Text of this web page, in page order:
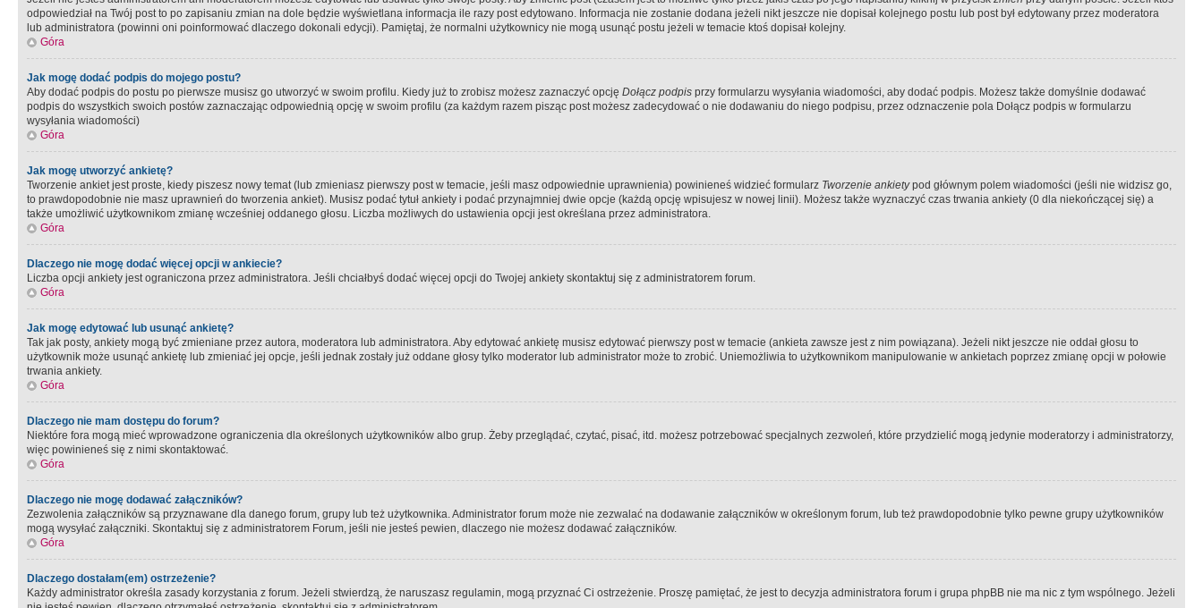
odpowiedział na Twój post to po zapisaniu zmian na dole będzie wyświetlana informacja ile razy post edytowano. Informacja nie zostanie dodana jeżeli nikt jeszcze nie dopisał kolejnego postu lub post był edytowany przez moderatora
lub administratora (powinni oni poinformować dlaczego dokonali edycji). Pamiętaj, że normalni użytkownicy nie mogą usunąć postu jeżeli w temacie ktoś dopisał kolejny.
Góra
Jak mogę dodać podpis do mojego postu?
Aby dodać podpis do postu po pierwsze musisz go utworzyć w swoim profilu. Kiedy już to zrobisz możesz zaznaczyć opcję Dołącz podpis przy formularzu wysyłania wiadomości, aby dodać podpis. Możesz także domyślnie dodawać
podpis do wszystkich swoich postów zaznaczając odpowiednią opcję w swoim profilu (za każdym razem pisząc post możesz zadecydować o nie dodawaniu do niego podpisu, przez odznaczenie pola Dołącz podpis w formularzu
wysyłania wiadomości)
Góra
Jak mogę utworzyć ankietę?
Tworzenie ankiet jest proste, kiedy piszesz nowy temat (lub zmieniasz pierwszy post w temacie, jeśli masz odpowiednie uprawnienia) powinieneś widzieć formularz Tworzenie ankietypod głównym polem wiadomości (jeśli nie widzisz go,
to prawdopodobnie nie masz uprawnień do tworzenia ankiet). Musisz podać tytuł ankiety i podać przynajmniej dwie opcje (każdą opcję wpisujesz w nowej linii). Możesz także wyznaczyć czas trwania ankiety (0 dla niekończącej się) a
także umożliwić użytkownikom zmianę wcześniej oddanego głosu. Liczba możliwych do ustawienia opcji jest określana przez administratora.
Góra
Dlaczego nie mogę dodać więcej opcji w ankiecie?
Liczba opcji ankiety jest ograniczona przez administratora. Jeśli chciałbyś dodać więcej opcji do Twojej ankiety skontaktuj się z administratorem forum.
Góra
Jak mogę edytować lub usunąć ankietę?
Tak jak posty, ankiety mogą być zmieniane przez autora, moderatora lub administratora. Aby edytować ankietę musisz edytować pierwszy post w temacie (ankieta zawsze jest z nim powiązana). Jeżeli nikt jeszcze nie oddał głosu to
użytkownik może usunąć ankietę lub zmieniać jej opcje, jeśli jednak zostały już oddane głosy tylko moderator lub administrator może to zrobić. Uniemożliwia to użytkownikom manipulowanie w ankietach poprzez zmianę opcji w połowie
trwania ankiety.
Góra
Dlaczego nie mam dostępu do forum?
Niektóre fora mogą mieć wprowadzone ograniczenia dla określonych użytkowników albo grup. Żeby przeglądać, czytać, pisać, itd. możesz potrzebować specjalnych zezwoleń, które przydzielić mogą jedynie moderatorzy i administratorzy,
więc powinieneś się z nimi skontaktować.
Góra
Dlaczego nie mogę dodawać załączników?
Zezwolenia załączników są przyznawane dla danego forum, grupy lub też użytkownika. Administrator forum może nie zezwalać na dodawanie załączników w określonym forum, lub też prawdopodobnie tylko pewne grupy użytkowników
mogą wysyłać załączniki. Skontaktuj się z administratorem Forum, jeśli nie jesteś pewien, dlaczego nie możesz dodawać załączników.
Góra
Dlaczego dostałam(em) ostrzeżenie?
Każdy administrator określa zasady korzystania z forum. Jeżeli stwierdzą, że naruszasz regulamin, mogą przyznać Ci ostrzeżenie. Proszę pamiętać, że jest to decyzja administratora forum i grupa phpBB nie ma nic z tym wspólnego. Jeżeli